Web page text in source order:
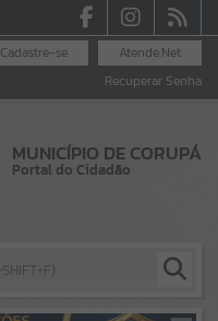
Atende.Net
Cadastre-se
Recuperar Senha
MUNICÍPIO DE CORUPÁ
Portal do Cidadão